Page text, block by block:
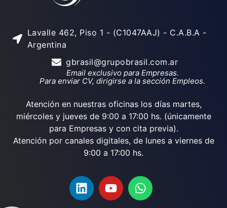
Lavalle 462, Piso 1 - (C1047AAJ) - C.A.B.A -
Argentina
gbrasil@grupobrasil.com.ar
Email exclusivo para Empresas.
Para enviar CV, dirigirse a la sección Empleos.
Atención en nuestras oficinas los días martes,
miércoles y jueves de 9:00 a 17:00 hs. (únicamente
para Empresas y con cita previa).
Atención por canales digitales, de lunes a viernes de
9:00 a 17:00 hs.